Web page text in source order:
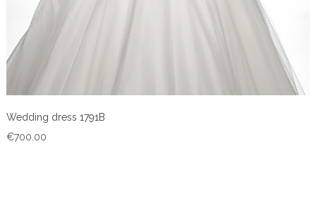
Wedding dress 1791B
€700.00